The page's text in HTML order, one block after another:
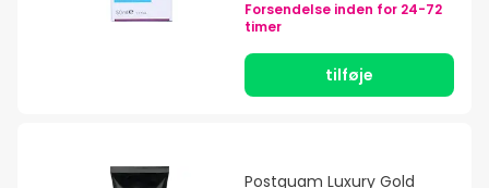
Forsendelse inden for 24-72
timer
tilføje
Postquam Luxury Gold